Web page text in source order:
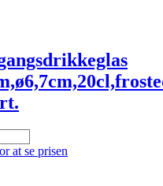
at se prisen